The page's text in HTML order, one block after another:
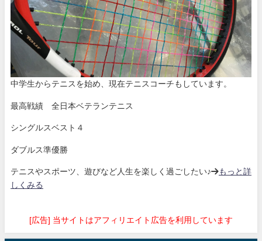
中学生からテニスを始め、現在テニスコーチもしています。
最高戦績 全日本ベテランテニス
シングルスベスト４
ダブルス準優勝
テニスやスポーツ、遊びなど人生を楽しく過ごしたい♪→もっと詳
しくみる
[広告] 当サイトはアフィリエイト広告を利用しています